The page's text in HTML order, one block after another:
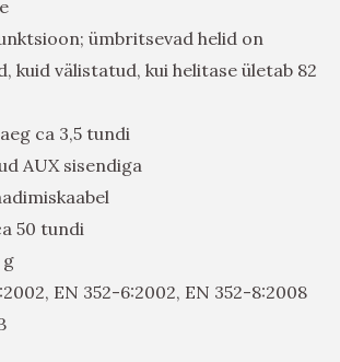
ümbritsevad helid on
kuid välistatud, kui helitase ületab 82
ca 3,5 tundi
AUX sisendiga
50 tundi
g
EN 352-6:2002, EN 352-8:2008